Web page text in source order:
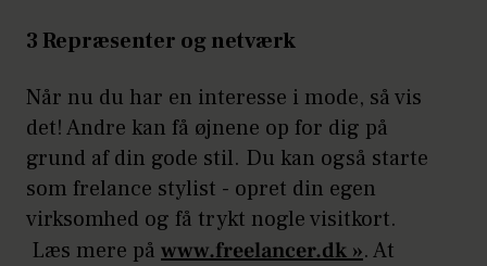
3 Repræsenter og netværk
Når nu du har en interesse i mode, så vis
det! Andre kan få øjnene op for dig på
grund af din gode stil. Du kan også starte
som frelance stylist - opret din egen
virksomhed og få trykt nogle visitkort.
Læs mere på www.freelancer.dk ». At